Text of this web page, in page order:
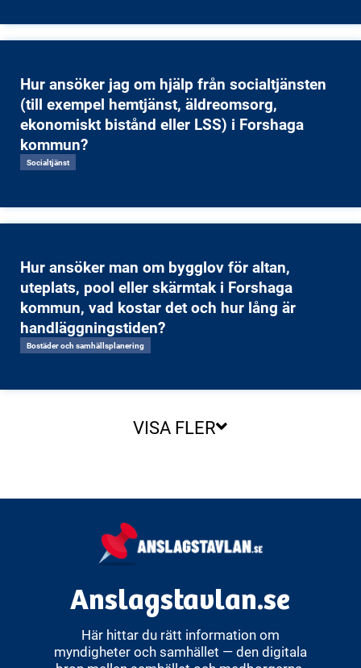
Hur ansöker jag om hjälp från socialtjänsten
(till exempel hemtjänst, äldreomsorg,
ekonomiskt bistånd eller LSS) i Forshaga
kommun?
Socialtjänst
Hur ansöker man om bygglov för altan,
uteplats, pool eller skärmtak i Forshaga
kommun, vad kostar det och hur lång är
handläggningstiden?
Bostäder och samhällsplanering
VISA FLER
Anslagstavlan.se
Här hittar du rätt information om
myndigheter och samhället — den digitala